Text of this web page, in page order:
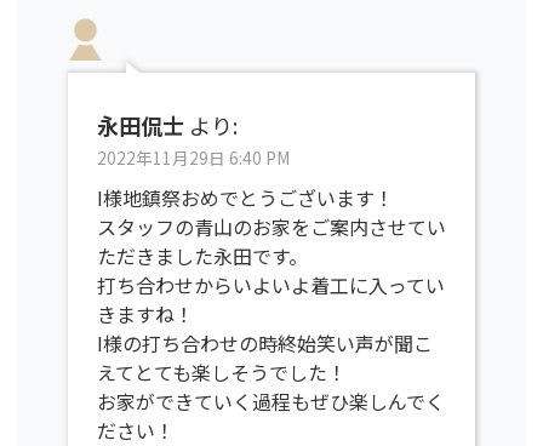
永田侃士 より:
2022年11月29日 6:40 PM
I様地鎮祭おめでとうございます！
スタッフの青山のお家をご案内させてい
ただきました永田です。
打ち合わせからいよいよ着工に入ってい
きますね！
I様の打ち合わせの時終始笑い声が聞こ
えてとても楽しそうでした！
お家ができていく過程もぜひ楽しんでく
ださい！